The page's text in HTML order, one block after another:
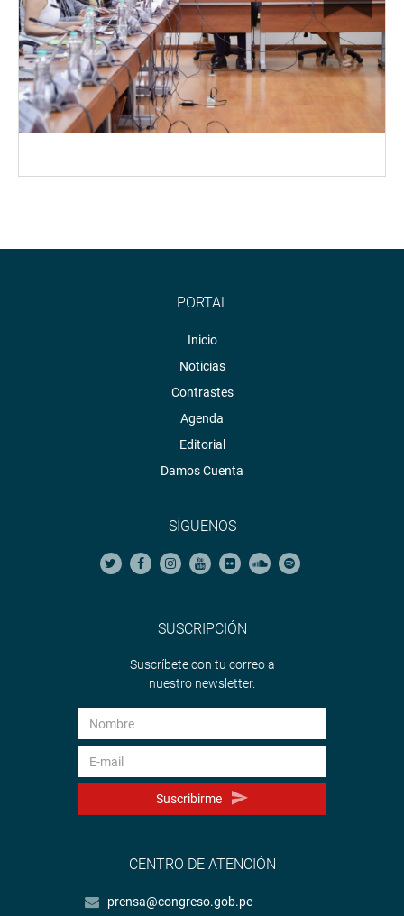
PORTAL
Inicio
Noticias
Contrastes
Agenda
Editorial
Damos Cuenta
SÍGUENOS
SUSCRIPCIÓN
Suscríbete con tu correo a
nuestro newsletter.
Suscribirme
CENTRO DE ATENCIÓN
prensa@congreso.gob.pe